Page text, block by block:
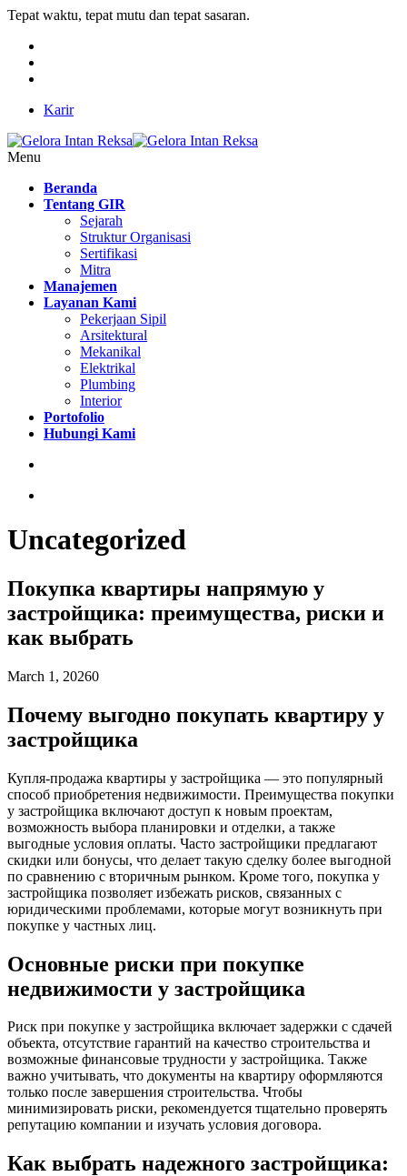
Tepat waktu, tepat mutu dan tepat sasaran.
Karir
Menu
Beranda
Tentang GIR
Sejarah
Struktur Organisasi
Sertifikasi
Mitra
Manajemen
Layanan Kami
Pekerjaan Sipil
Arsitektural
Mekanikal
Elektrikal
Plumbing
Interior
Portofolio
Hubungi Kami
Uncategorized
Покупка квартиры напрямую у
застройщика: преимущества, риски и
как выбрать
March 1, 20260
Почему выгодно покупать квартиру у
застройщика
Купля-продажа квартиры у застройщика — это популярный
способ приобретения недвижимости. Преимущества покупки
у застройщика включают доступ к новым проектам,
возможность выбора планировки и отделки, а также
выгодные условия оплаты. Часто застройщики предлагают
скидки или бонусы, что делает такую сделку более выгодной
по сравнению с вторичным рынком. Кроме того, покупка у
застройщика позволяет избежать рисков, связанных с
юридическими проблемами, которые могут возникнуть при
покупке у частных лиц.
Основные риски при покупке
недвижимости у застройщика
Риск при покупке у застройщика включает задержки с сдачей
объекта, отсутствие гарантий на качество строительства и
возможные финансовые трудности у застройщика. Также
важно учитывать, что документы на квартиру оформляются
только после завершения строительства. Чтобы
минимизировать риски, рекомендуется тщательно проверять
репутацию компании и изучать условия договора.
Как выбрать надежного застройщика: